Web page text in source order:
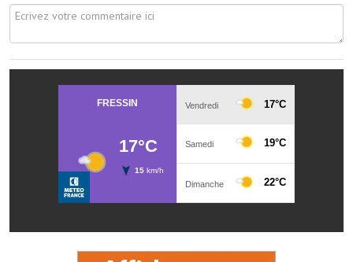
Artisans
Réserver une salle
Maison des services et des associations fressinoises
VILLE ACTIVE
La société musicale de l'Avenir Fressinois